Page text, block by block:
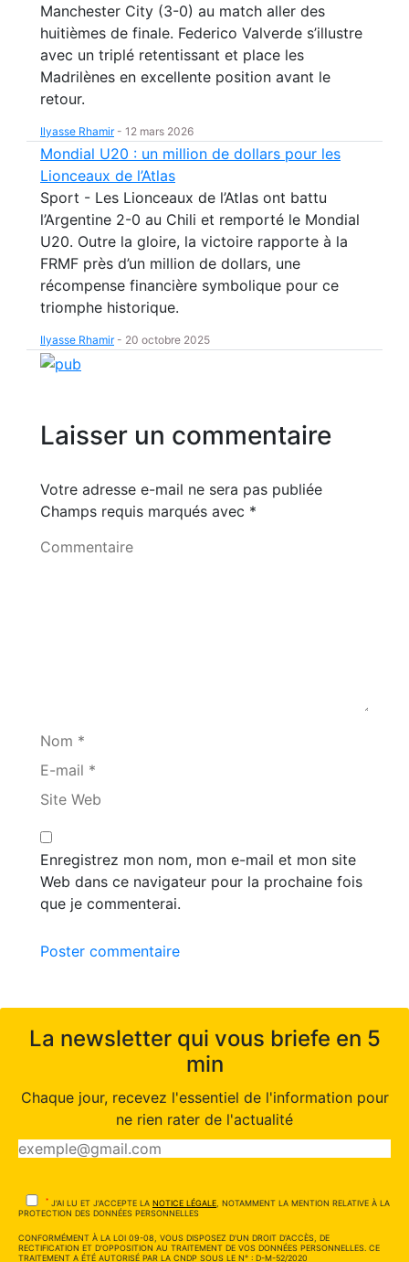
Manchester City (3-0) au match aller des
huitièmes de finale. Federico Valverde s’illustre
avec un triplé retentissant et place les
Madrilènes en excellente position avant le
retour.
Ilyasse Rhamir- 12 mars 2026
Mondial U20 : un million de dollars pour les
Lionceaux de l’Atlas
Sport - Les Lionceaux de l’Atlas ont battu
l’Argentine 2-0 au Chili et remporté le Mondial
U20. Outre la gloire, la victoire rapporte à la
FRMF près d’un million de dollars, une
récompense financière symbolique pour ce
triomphe historique.
Ilyasse Rhamir- 20 octobre 2025
Laisser un commentaire
Votre adresse e-mail ne sera pas publiée
Champs requis marqués avec *
Commentaire
Nom *
E-mail *
Site Web
Enregistrez mon nom, mon e-mail et mon site
Web dans ce navigateur pour la prochaine fois
que je commenterai.
Poster commentaire
La newsletter qui vous briefe en 5
min
Chaque jour, recevez l'essentiel de l'information pour
ne rien rater de l'actualité
* J'AI LU ET J'ACCEPTE LA NOTICE LÉGALE , NOTAMMENT LA MENTION RELATIVE À LA
PROTECTION DES DONNÉES PERSONNELLES
CONFORMÉMENT À LA LOI 09-08, VOUS DISPOSEZ D'UN DROIT D'ACCÈS, DE
RECTIFICATION ET D'OPPOSITION AU TRAITEMENT DE VOS DONNÉES PERSONNELLES. CE
TRAITEMENT A ÉTÉ AUTORISÉ PAR LA CNDP SOUS LE N° : D-M-52/2020